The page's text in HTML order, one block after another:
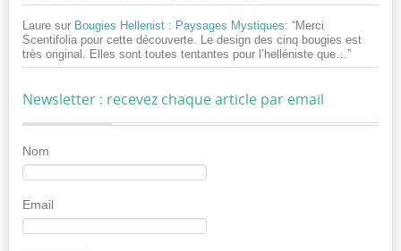
Laure sur Bougies Hellenist : Paysages Mystiques: “Merci
Scentifolia pour cette découverte. Le design des cinq bougies est
très original. Elles sont toutes tentantes pour l’helléniste que…”
Newsletter : recevez chaque article par email
Nom
Email